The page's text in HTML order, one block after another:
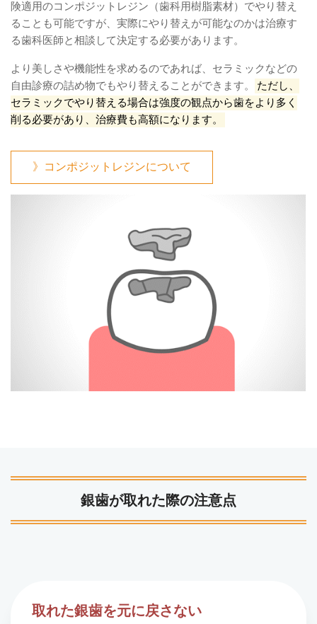
険適用のコンポジットレジン（歯科用樹脂素材）でやり替え
ることも可能ですが、実際にやり替えが可能なのかは治療す
る歯科医師と相談して決定する必要があります。
より美しさや機能性を求めるのであれば、セラミックなどの
自由診療の詰め物でもやり替えることができます。
ただし、
セラミックでやり替える場合は強度の観点から歯をより多く
削る必要があり、治療費も高額になります。
》コンポジットレジンについて
銀歯が取れた際の注意点
取れた銀歯を元に戻さない